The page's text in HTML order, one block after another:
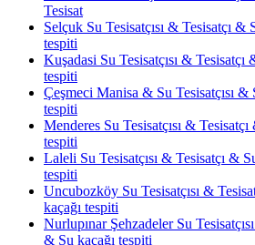
Tesisat
Selçuk Su Tesisatçısı & Tesisatçı &
tespiti
Kuşadasi Su Tesisatçısı &
tespiti
Çeşmeci Manisa & Su Tesisatçısı &
tespiti
Menderes Su Tesisatçısı &
tespiti
Laleli Su Tesisatçısı & Tesisatçı &
tespiti
Uncubozköy Su Tesisatçısı &
kaçağı tespiti
Nurlupınar Şehzadeler Su
& Su kaçağı tespiti